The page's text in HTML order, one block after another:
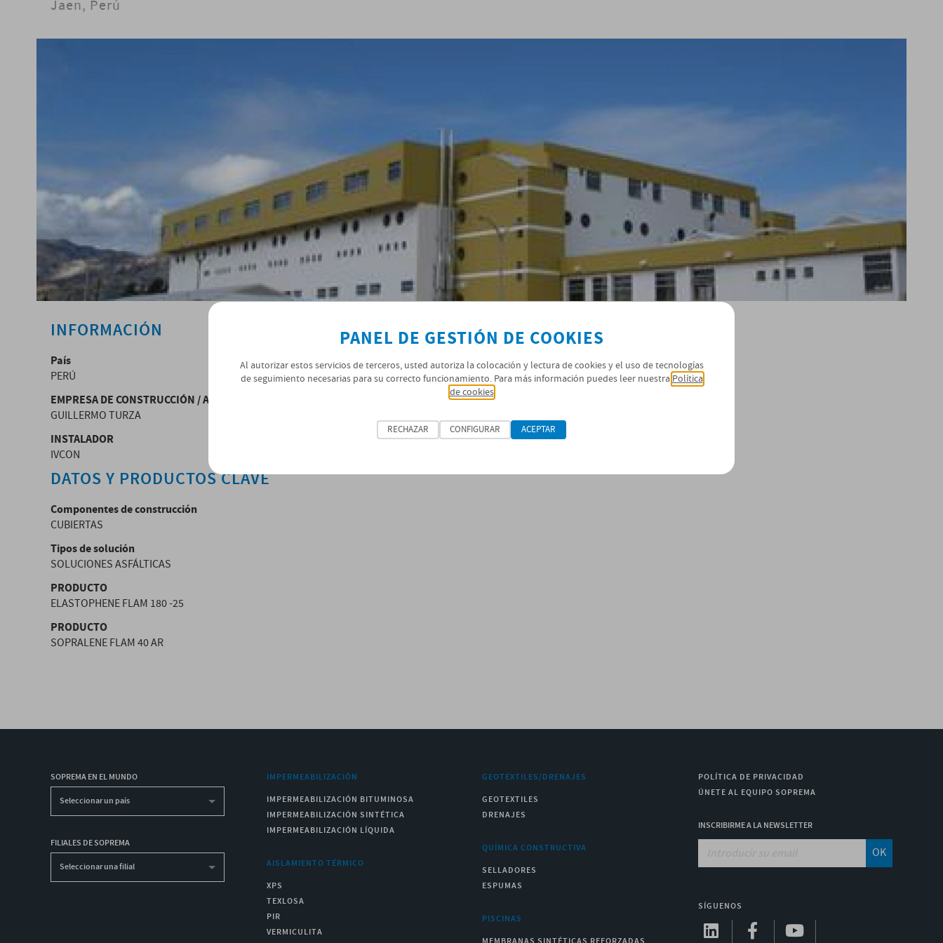
Jaen, Perú
INFORMACIÓN
País
PERÚ
EMPRESA DE CONSTRUCCIÓN / ARQUITECTURA
GUILLERMO TURZA
INSTALADOR
IVCON
DATOS Y PRODUCTOS CLAVE
Componentes de construcción
CUBIERTAS
Tipos de solución
SOLUCIONES ASFÁLTICAS
PRODUCTO
ELASTOPHENE FLAM 180 -25
PRODUCTO
SOPRALENE FLAM 40 AR
SOPREMA EN EL MUNDO
Seleccionar un país
FILIALES DE SOPREMA
Seleccionar una filial
IMPERMEABILIZACIÓN
IMPERMEABILIZACIÓN BITUMINOSA
IMPERMEABILIZACIÓN SINTÉTICA
IMPERMEABILIZACIÓN LÍQUIDA
AISLAMIENTO TÉRMICO
XPS
TEXLOSA
PIR
VERMICULITA
GEOTEXTILES/DRENAJES
GEOTEXTILES
DRENAJES
QUÍMICA CONSTRUCTIVA
SELLADORES
ESPUMAS
PISCINAS
POLÍTICA DE PRIVACIDAD
ÚNETE AL EQUIPO SOPREMA
INSCRIBIRME A LA NEWSLETTER
OK
SÍGUENOS
PANEL DE GESTIÓN DE COOKIES
Al autorizar estos servicios de terceros, usted autoriza la colocación y lectura de cookies y el uso de tecnologías
de seguimiento necesarias para su correcto funcionamiento. Para más información puedes leer nuestra Política
de cookies
RECHAZAR CONFIGURAR ACEPTAR